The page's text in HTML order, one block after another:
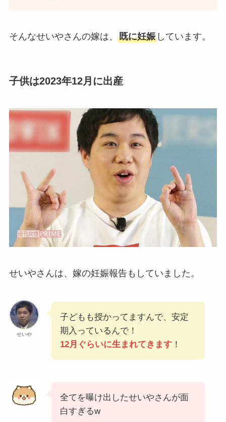
そんなせいやさんの嫁は、 既に妊娠しています。
子供は2023年12月に出産
せいやさんは、嫁の妊娠報告もしていました。
せいや
子どもも授かってますんで、安定
期入っているんで！
12月ぐらいに生まれてきます！
全てを曝け出したせいやさんが面
白すぎるw